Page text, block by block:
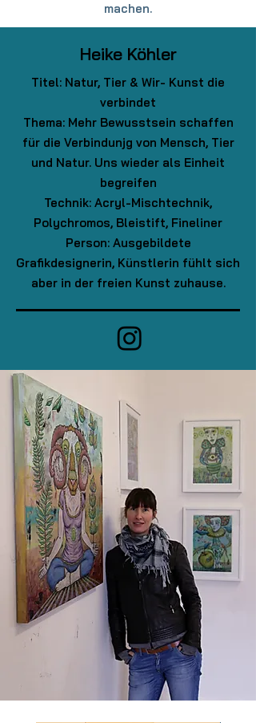
machen.
Heike Köhler
Titel: Natur, Tier & Wir- Kunst die
verbindet
Thema: Mehr Bewusstsein schaffen
für die Verbindunjg von Mensch, Tier
und Natur. Uns wieder als Einheit
begreifen
Technik: Acryl-Mischtechnik,
Polychromos, Bleistift, Fineliner
Person: Ausgebildete
Grafikdesignerin, Künstlerin fühlt sich
aber in der freien Kunst zuhause.